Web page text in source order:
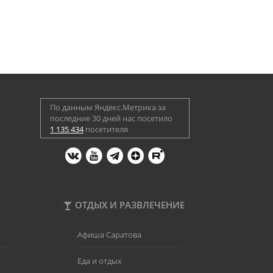
По данным Яндекс.Метрика за
последние 30 дней нас посетило
1 135 434посетителя
ОТДЫХ И РАЗВЛЕЧЕНИЕ
Афиша Саратова
Еда и отдых